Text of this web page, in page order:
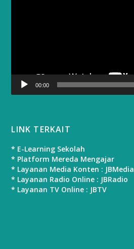
00:00
LINK TERKAIT
* E-Learning Sekolah
* Platform Mereda Mengajar
* Layanan Media Konten : JBMedia
* Layanan Radio Online : JBRadio
* Layanan TV Online : JBTV